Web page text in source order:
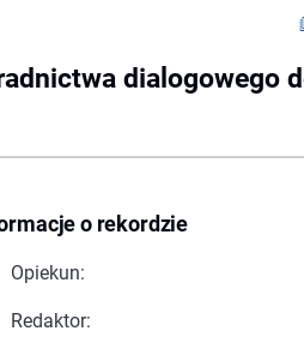
dialogowego
o rekordzie
Opiekun:
Redaktor: